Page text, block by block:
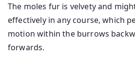
The moles fur is velvety and
effectively in any course, which
motion within the burrows
forwards.